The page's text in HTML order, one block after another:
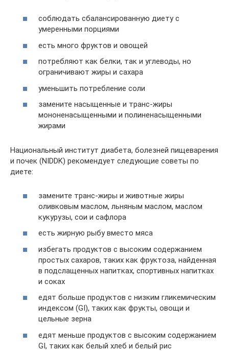
соблюдать сбалансированную диету с
умеренными порциями
есть много фруктов и овощей
потребляют как белки, так и углеводы, но
ограничивают жиры и сахара
уменьшить потребление соли
замените насыщенные и транс-жиры
мононенасыщенными и полиненасыщенными
жирами
Национальный институт диабета, болезней пищеварения
и почек (NIDDK) рекомендует следующие советы по
диете:
замените транс-жиры и животные жиры
оливковым маслом, льняным маслом, маслом
кукурузы, сои и сафлора
есть жирную рыбу вместо мяса
избегать продуктов с высоким содержанием
простых сахаров, таких как фруктоза, найденная
в подслащенных напитках, спортивных напитках
и соках
едят больше продуктов с низким гликемическим
индексом (GI), таких как фрукты, овощи и
цельные зерна
едят меньше продуктов с высоким содержанием
GI, таких как белый хлеб и белый рис